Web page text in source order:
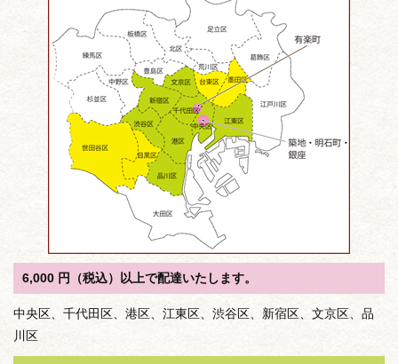
6,000 円（税込）以上で配達いたします。
中央区、千代田区、港区、江東区、渋谷区、新宿区、文京区、品
川区